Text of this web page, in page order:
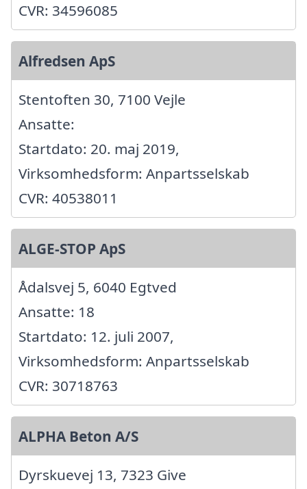
CVR: 34596085
Alfredsen ApS
Stentoften 30, 7100 Vejle
Ansatte:
Startdato: 20. maj 2019,
Virksomhedsform: Anpartsselskab
CVR: 40538011
ALGE-STOP ApS
Ådalsvej 5, 6040 Egtved
Ansatte: 18
Startdato: 12. juli 2007,
Virksomhedsform: Anpartsselskab
CVR: 30718763
ALPHA Beton A/S
Dyrskuevej 13, 7323 Give